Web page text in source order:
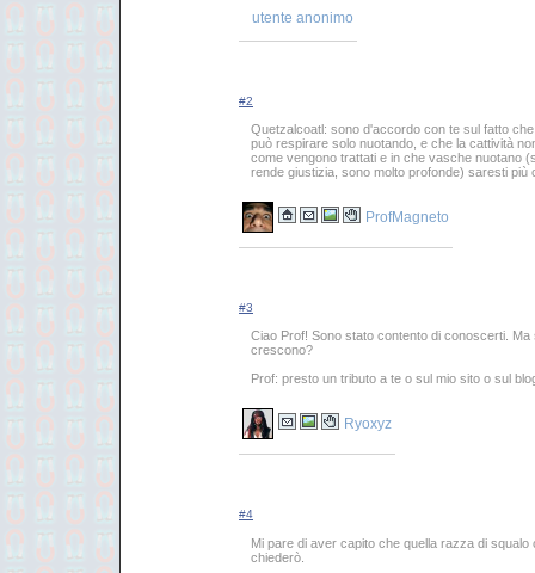
utente anonimo
#2
Quetzalcoatl: sono d'accordo con te sul fatto
può respirare solo nuotando, e che la cattività
come vengono trattati e in che vasche nuotano
rende giustizia, sono molto profonde) saresti più
ProfMagneto
#3
Ciao Prof! Sono stato contento di conoscerti.
crescono?
Prof: presto un tributo a te o sul mio sito o sul
Ryoxyz
#4
Mi pare di aver capito che quella razza di
chiederò.